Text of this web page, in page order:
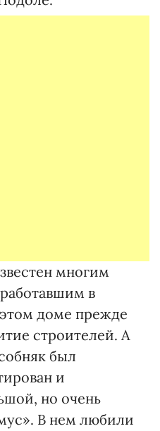
многим
в
доме прежде
строителей. А
был
и
но очень
В нем любили